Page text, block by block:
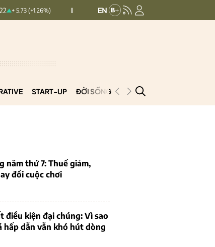
HNXINDEX: 292.69 0.5 (0.17%)
START-UP ĐỜI SỐNG PODCAST
năm thứ 7: Thuế giảm,
đổi cuộc chơi
điều kiện đại chúng: Vì sao
hấp dẫn vẫn khó hút dòng